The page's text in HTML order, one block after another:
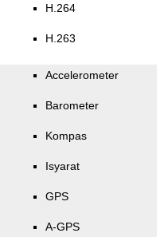
H.264
H.263
Accelerometer
Barometer
Kompas
Isyarat
GPS
A-GPS